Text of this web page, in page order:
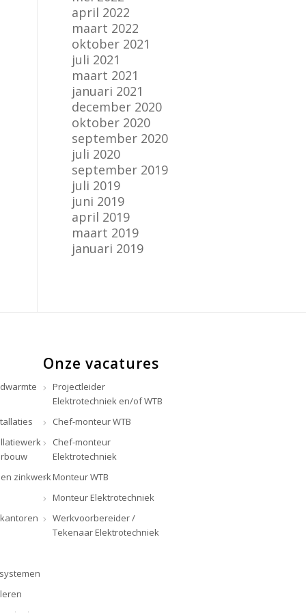
april 2022
maart 2022
oktober 2021
juli 2021
maart 2021
januari 2021
december 2020
oktober 2020
september 2020
juli 2020
september 2019
juli 2019
juni 2019
april 2019
maart 2019
januari 2019
zinkwerk
Onze vacatures
Projectleider
Elektrotechniek en/of WTB
Chef-monteur WTB
Chef-monteur
Elektrotechniek
Monteur WTB
Monteur Elektrotechniek
Werkvoorbereider /
Tekenaar Elektrotechniek